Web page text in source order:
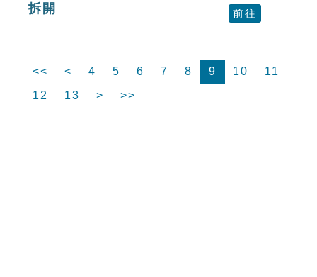
拆開 前往
<< < 4 5 6 7 8 9 10
11
12
13 > >>